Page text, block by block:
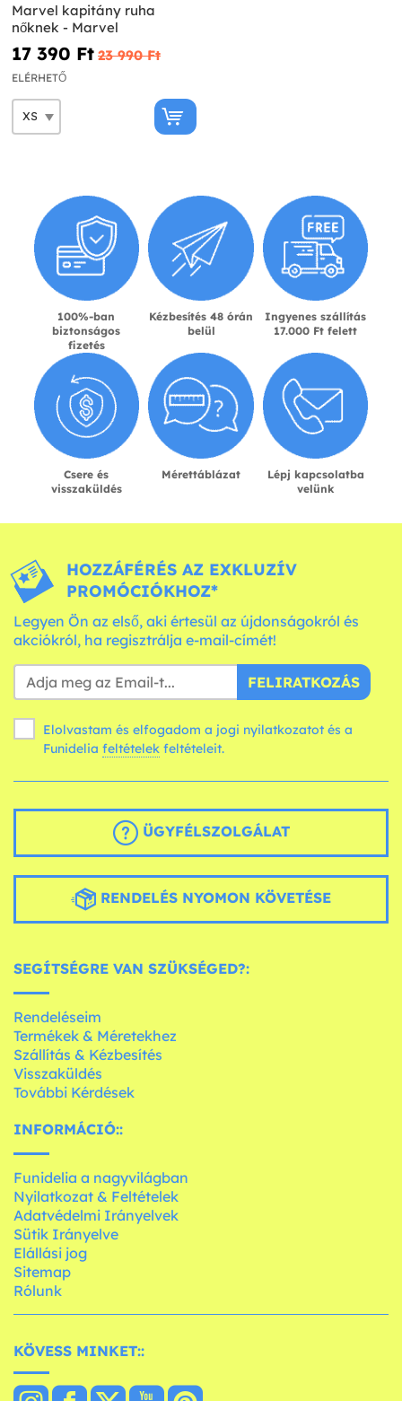
Marvel kapitány ruha
nőknek - Marvel
17 390 Ft‎ 23 990 Ft‎
ELÉRHETŐ
100%-ban
biztonságos
fizetés
Kézbesítés 48 órán
belül
Ingyenes szállítás
17.000 Ft felett
Csere és
visszaküldés
Mérettáblázat
Lépj kapcsolatba
velünk
HOZZÁFÉRÉS AZ EXKLUZÍV
PROMÓCIÓKHOZ*
Legyen Ön az első, aki értesül az újdonságokról és
akciókról, ha regisztrálja e-mail-címét!
FELIRATKOZÁS
Elolvastam és elfogadom a jogi nyilatkozatot és a
Funidelia feltételek feltételeit.
ÜGYFÉLSZOLGÁLAT
RENDELÉS NYOMON KÖVETÉSE
SEGÍTSÉGRE VAN SZÜKSÉGED?:
Rendeléseim
Termékek & Méretekhez
Szállítás & Kézbesítés
Visszaküldés
További Kérdések
INFORMÁCIÓ::
Funidelia a nagyvilágban
Nyilatkozat & Feltételek
Adatvédelmi Irányelvek
Sütik Irányelve
Elállási jog
Sitemap
Rólunk
KÖVESS MINKET::